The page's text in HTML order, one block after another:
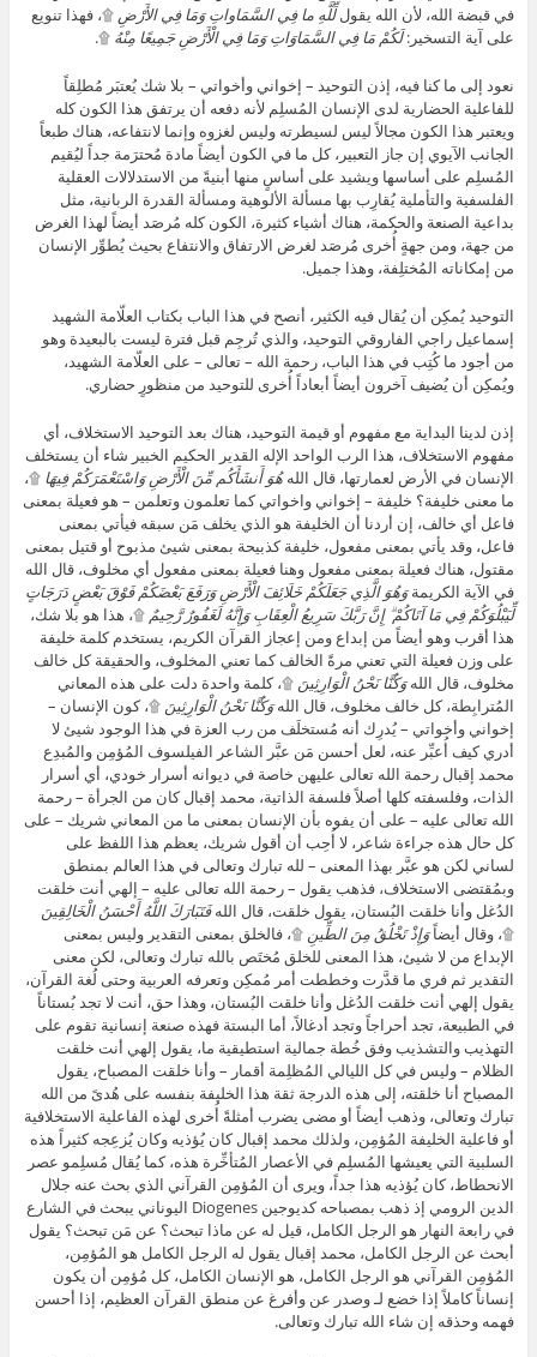
في قبضة الله، لأن الله يقوللِّلَّهِ ما فِي السَّمَاواتِ وَمَا فِي الأَرْضِ ۩، فهذا تنويع
على آية التسخير:لَكُمْ مَا فِي السَّمَاوَاتِ وَمَا فِي الْأَرْضِ جَمِيعًا مِنْهُ ۩.
نعود إلى ما كنا فيه، إذن التوحيد – إخواني وأخواتي – بلا شك يُعتبَر مُطلِقاً
للفاعلية الحضارية لدى الإنسان المُسلِم لأنه دفعه أن يرتفق هذا الكون كله
ويعتبر هذا الكون مجالاً ليس لسيطرته وليس لغزوه وإنما لانتفاعه، هناك طبعاً
الجانب الآيوي إن جاز التعبير، كل ما في الكون أيضاً مادة مُحترَمة جداً ليُقيم
المُسلِم على أساسها ويشيد على أساسٍ منها أبنيةً من الاستدلالات العقلية
الفلسفية والتأملية يُقارِب بها مسألة الألوهية ومسألة القدرة الربانية، مثل
بداعية الصنعة والحكمة، هناك أشياء كثيرة، الكون كله مُرصَد أيضاً لهذا الغرض
من جهة، ومن جهةٍ أُخرى مُرصَد لغرض الارتفاق والانتفاع بحيث يُطوِّر الإنسان
من إمكاناته المُختلِفة، وهذا جميل.
التوحيد يُمكِن أن يُقال فيه الكثير، أنصح في هذا الباب بكتاب العلّامة الشهيد
إسماعيل راجي الفاروقي التوحيد، والذي تُرجِم قبل فترة ليست بالبعيدة وهو
من أجود ما كُتِب في هذا الباب، رحمة الله – تعالى – على العلّامة الشهيد،
ويُمكِن أن يُضيف آخرون أيضاً أبعاداً أُخرى للتوحيد من منظورٍ حضاري.
إذن لدينا البداية مع مفهوم أو قيمة التوحيد، هناك بعد التوحيد الاستخلاف، أي
مفهوم الاستخلاف، هذا الرب الواحد الإله القدير الحكيم الخبير شاء أن يستخلف
الإنسان في الأرض لعمارتها، قال اللههُوَ أَنشَأَكُم مِّنَ الْأَرْضِ وَاسْتَعْمَرَكُمْ فِيهَا ۩،
ما معنى خليفة؟ خليفة – إخواني واخواتي كما تعلمون وتعلمن – هو فعيلة بمعنى
فاعل أي خالف، إن أردنا أن الخليفة هو الذي يخلف مَن سبقه فيأتي بمعنى
فاعل، وقد يأتي بمعنى مفعول، خليفة كذبيحة بمعنى شيئ مذبوح أو قتيل بمعنى
مقتول، هناك فعيلة بمعنى مفعول وهنا فعيلة بمعنى مفعول أي مخلوف، قال الله
في الآية الكريمةوَهُوَ الَّذِي جَعَلَكُمْ خَلَائِفَ الْأَرْضِ وَرَفَعَ بَعْضَكُمْ فَوْقَ بَعْضٍ دَرَجَاتٍ
لِّيَبْلُوَكُمْ فِي مَا آتَاكُمْ ۗ إِنَّ رَبَّكَ سَرِيعُ الْعِقَابِ وَإِنَّهُ لَغَفُورٌ رَّحِيمٌ ۩، هذا هو بلا شك،
هذا أقرب وهو أيضاً من إبداع ومن إعجاز القرآن الكريم، يستخدم كلمة خليفة
على وزن فعيلة التي تعني مرةً الخالف كما تعني المخلوف، والحقيقة كل خالف
مخلوف، قال اللهوَكُنَّا نَحْنُ الْوَارِثِينَ ۩، كلمة واحدة دلت على هذه المعاني
المُترابِطة، كل خالف مخلوف، قال اللهوَكُنَّا نَحْنُ الْوَارِثِينَ ۩، كون الإنسان –
إخواني وأخواتي – يُدرِك أنه مُستخلَف من رب العزة في هذا الوجود شيئ لا
أدري كيف أُعبِّر عنه، لعل أحسن مَن عبَّر الشاعر الفيلسوف المُؤمِن والمُبدِع
محمد إقبال رحمة الله تعالى عليهن خاصة في ديوانه أسرار خودي، أي أسرار
الذات، وفلسفته كلها أصلاً فلسفة الذاتية، محمد إقبال كان من الجرأة – رحمة
الله تعالى عليه – على أن يفوه بأن الإنسان بمعنى ما من المعاني شريك – على
كل حال هذه جراءة شاعر، لا أُحِب أن أقول شريك، يعظم هذا اللفظ على
لساني لكن هو عبَّر بهذا المعنى – لله تبارك وتعالى في هذا العالم بمنطق
وبمُقتضى الاستخلاف، فذهب يقول – رحمة الله تعالى عليه – إلهي أنت خلقت
الدُغل وأنا خلقت البُستان، يقول خلقت، قال اللهفَتَبَارَكَ اللَّهُ أَحْسَنُ الْخَالِقِينَ
۩، وقال أيضاًوَإِذْ تَخْلُقُ مِنَ الطِّينِ ۩، فالخلق بمعنى التقدير وليس بمعنى
الإبداع من لا شيئ، هذا المعنى للخلق مُختَص بالله تبارك وتعالى، لكن معنى
التقدير ثم فري ما قدَّرت وخططت أمر مُمكِن وتعرفه العربية وحتى لُغة القرآن،
يقول إلهي أنت خلقت الدُغل وأنا خلقت البُستان، وهذا حق، أنت لا تجد بُستاناً
في الطبيعة، تجد أحراجاً وتجد أدغالاً، أما البستة فهذه صنعة إنسانية تقوم على
التهذيب والتشذيب وفق خُطة جمالية استطيقية ما، يقول إلهي أنت خلقت
الظلام – وليس في كل الليالي المُظلِمة أقمار – وأنا خلقت المصباح، يقول
المصباح أنا خلقته، إلى هذه الدرجة ثقة هذا الخليفة بنفسه على هُدىً من الله
تبارك وتعالى، وذهب أيضاً أو مضى يضرب أمثلةً أُخرى لهذه الفاعلية الاستخلافية
أو فاعلية الخليفة المُؤمِن، ولذلك محمد إقبال كان يُؤذيه وكان يُزعِجه كثيراً هذه
السلبية التي يعيشها المُسلِم في الأعصار المُتأخِّرة هذه، كما يُقال مُسلِمو عصر
الانحطاط، كان يُؤذيه هذا جداً، ويرى أن المُؤمِن القرآني الذي بحث عنه جلال
الدين الرومي إذ ذهب بمصباحه كديوجين Diogenes اليوناني يبحث في الشارع
في رابعة النهار هو الرجل الكامل، قيل له عن ماذا تبحث؟ عن مَن تبحث؟ يقول
أبحث عن الرجل الكامل، محمد إقبال يقول له الرجل الكامل هو المُؤمِن،
المُؤمِن القرآني هو الرجل الكامل، هو الإنسان الكامل، كل مُؤمِن أن يكون
إنساناً كاملاً إذا خضع لـ وصدر عن وأفرغ عن منطق القرآن العظيم، إذا أحسن
فهمه وحذقه إن شاء الله تبارك وتعالى.